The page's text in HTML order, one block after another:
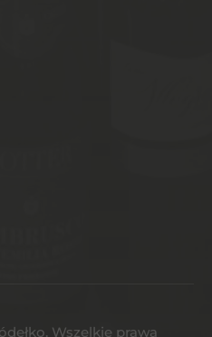
Wszelkie prawa